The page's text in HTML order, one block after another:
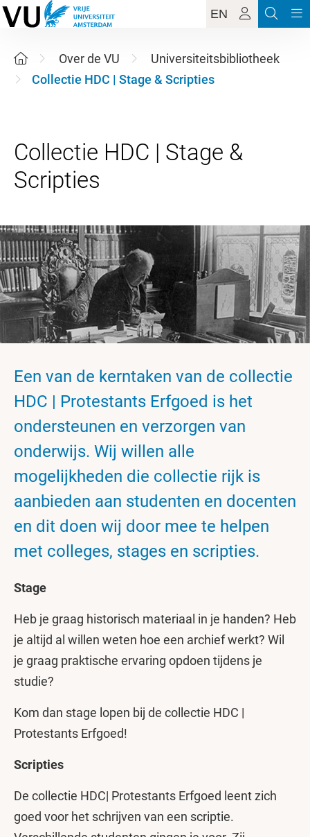
EN
Over de VU
Universiteitsbibliotheek
Collectie HDC | Stage & Scripties
Collectie HDC | Stage &
Een van de kerntaken van de collectie
HDC | Protestants Erfgoed is het
ondersteunen en verzorgen van
onderwijs. Wij willen alle
mogelijkheden die collectie rijk is
aanbieden aan studenten en docenten
en dit doen wij door mee te helpen
met colleges, stages en scripties.
Stage
Heb je graag historisch materiaal in je handen? Heb
je altijd al willen weten hoe een archief werkt? Wil
je graag praktische ervaring opdoen tijdens je
studie?
Kom dan stage lopen bij de collectie HDC |
Protestants Erfgoed!
Scripties
De collectie HDC| Protestants Erfgoed leent zich
goed voor het schrijven van een scriptie.